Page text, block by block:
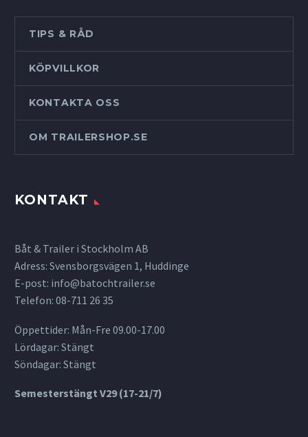
TIPS & RÅD
KÖPVILLKOR
KONTAKTA OSS
OM TRAILERSHOP.SE
KONTAKT
Båt & Trailer i Stockholm AB
Adress: Svensborgsvägen 1, Huddinge
E-post: info@batochtrailer.se
Telefon: 08-711 26 35
Öppettider: Mån-Fre 09.00-17.00
Lördagar: Stängt
Söndagar: Stängt
Semesterstängt V29 (17-21/7)